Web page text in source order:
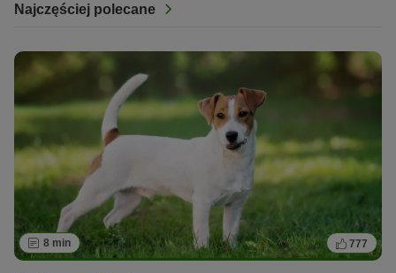
Najczęściej polecane
8 min 777